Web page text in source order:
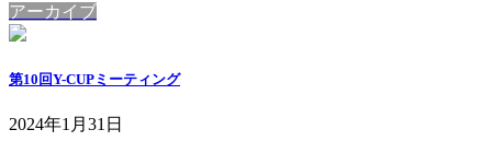
アーカイブ
第10回Y-CUPミーティング
2024年1月31日